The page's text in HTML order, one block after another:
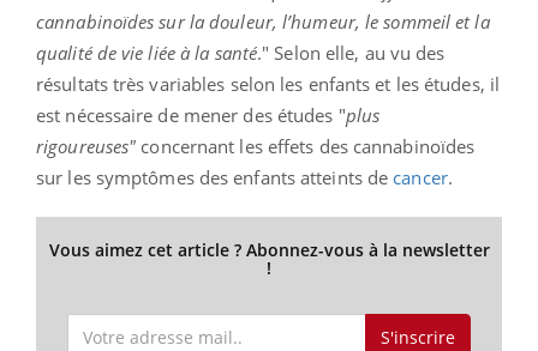
cannabinoïdes sur la douleur, l’humeur, le sommeil et la
qualité de vie liée à la santé." Selon elle, au vu des
résultats très variables selon les enfants et les études, il
est nécessaire de mener des études "plus
rigoureuses" concernant les effets des cannabinoïdes
sur les symptômes des enfants atteints de cancer.
Vous aimez cet article ? Abonnez-vous à la newsletter
!
S'inscrire